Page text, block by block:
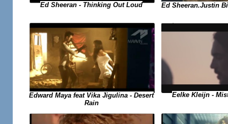
Ed Sheeran - Thinking Out Loud Ed Sheeran.Justin
Edward Maya feat Vika Jigulina - Desert
Rain
Eelke Kleijn -